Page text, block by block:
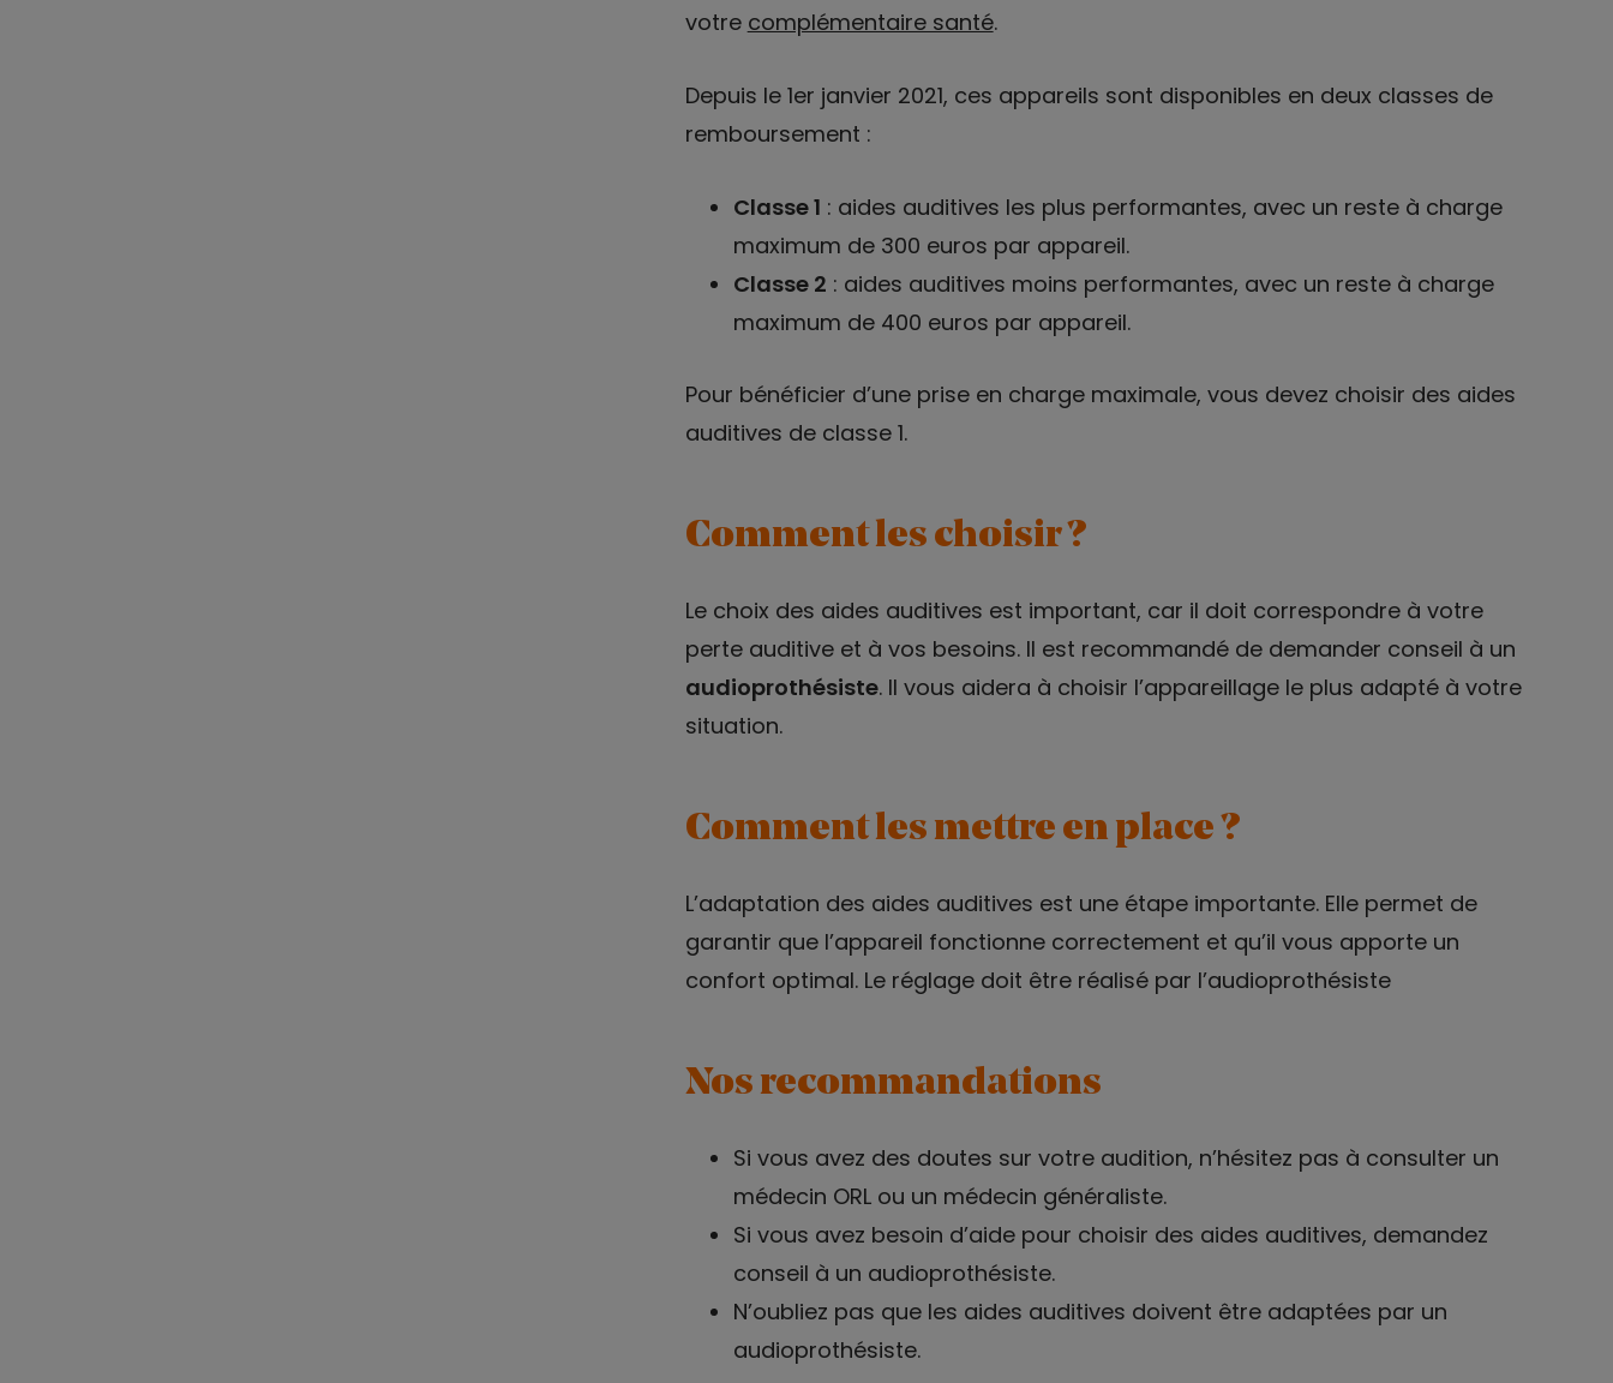
votre complémentaire santé.
Depuis le 1er janvier 2021, ces appareils sont disponibles en deux classes de
remboursement :
Classe 1 : aides auditives les plus performantes, avec un reste à charge
maximum de 300 euros par appareil.
Classe 2 : aides auditives moins performantes, avec un reste à charge
maximum de 400 euros par appareil.
Pour bénéficier d’une prise en charge maximale, vous devez choisir des aides
auditives de classe 1.
Comment les choisir ?
Le choix des aides auditives est important, car il doit correspondre à votre
perte auditive et à vos besoins. Il est recommandé de demander conseil à un
audioprothésiste. Il vous aidera à choisir l’appareillage le plus adapté à votre
situation.
Comment les mettre en place ?
L’adaptation des aides auditives est une étape importante. Elle permet de
garantir que l’appareil fonctionne correctement et qu’il vous apporte un
confort optimal. Le réglage doit être réalisé par l’audioprothésiste
Nos recommandations
Si vous avez des doutes sur votre audition, n’hésitez pas à consulter un
médecin ORL ou un médecin généraliste.
Si vous avez besoin d’aide pour choisir des aides auditives, demandez
conseil à un audioprothésiste.
N’oubliez pas que les aides auditives doivent être adaptées par un
audioprothésiste.